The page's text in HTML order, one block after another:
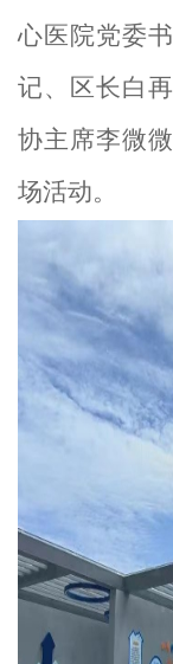
心医院党委
记、区长白
协主席李微
场活动。